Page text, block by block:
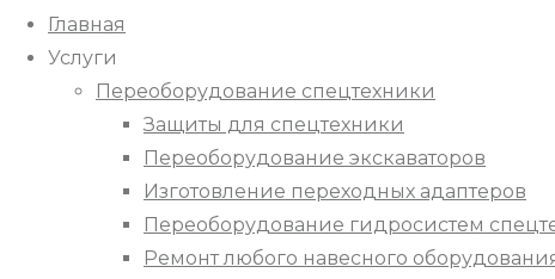
Главная
Услуги
Переоборудование спецтехники
Защиты для спецтехники
Переоборудование экскаваторов
Изготовление переходных адаптеров
Переоборудование гидросистем
Ремонт любого навесного